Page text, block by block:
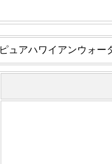
ピュアハワイアンウォー